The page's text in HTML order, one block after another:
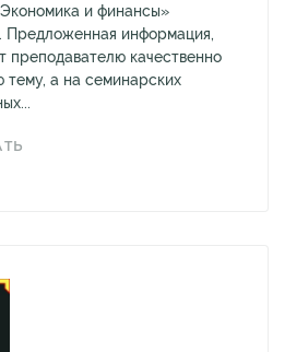
и финансы»
Предложенная информация,
преподавателю качественно
тему, а на семинарских